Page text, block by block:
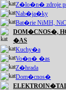
Z�lo�n� zdroje
Nab�ja�ky
Bat�rie NiMH,
DOM�CNOS�,
�AS
Kuchy�a
Vo�n� �as
Z�hrada
Dom�cnos�